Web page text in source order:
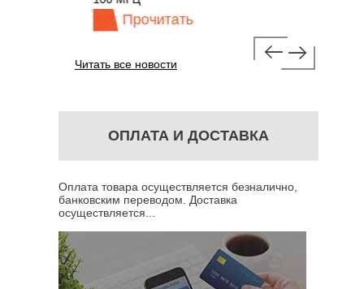
Прочитать
Читать все новости
ОПЛАТА И ДОСТАВКА
Оплата товара осуществляется безналично,
банковским переводом. Доставка
осуществляется...